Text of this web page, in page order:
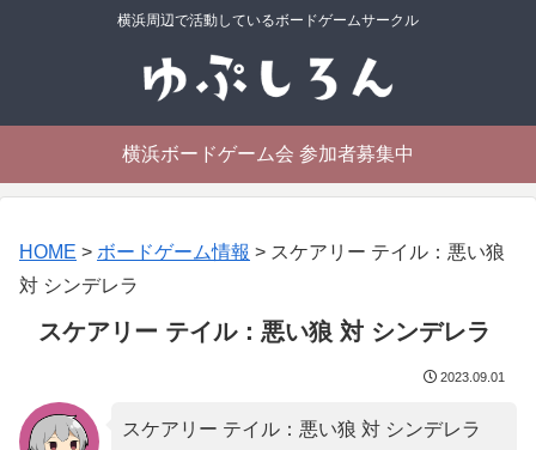
横浜周辺で活動しているボードゲームサークル
横浜ボードゲーム会 参加者募集中
HOME > ボードゲーム情報 > スケアリー テイル：悪い狼
対 シンデレラ
スケアリー テイル：悪い狼 対 シンデレラ
2023.09.01
スケアリー テイル：悪い狼 対 シンデレラ